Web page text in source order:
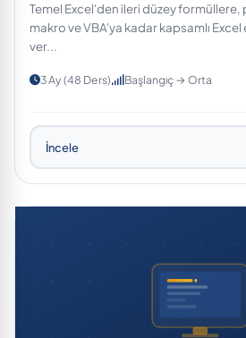
Temel Excel'den ileri düzey
makro ve VBA'ya kadar kapsamlı
ver...
3 Ay (48 Ders) Başlangıç → Orta
İncele